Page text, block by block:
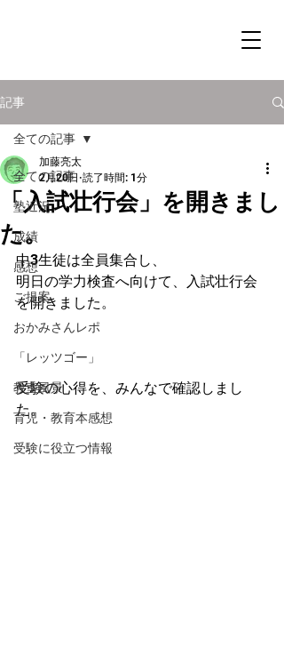
記事
全ての記事
塾近況
成績
感想
ご提案
おかみさんレポ
「レッツゴー」
教室風景
育児・教育本感想
受験に役立つ情報
全ての記事
「入試壮行会」を開きまし
た。
加藤亮太
2月20日 読了時間: 1分
中3生徒は全員集合し、
明日の学力検査へ向けて、入試壮行会
を開きました。
受験の心得を、みんなで確認しまし
た。